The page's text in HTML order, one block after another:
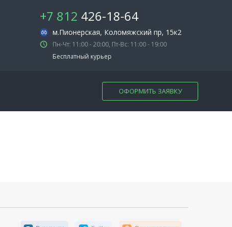
+7 812 426-18-64
м.Пионерская, Коломяжский пр, 15к2
Пн-Чт: 11:00 - 20:00, Пт-Вс: 11:00 - 19:00
Бесплатный курьер
ОФОРМИТЬ ЗАЯВКУ